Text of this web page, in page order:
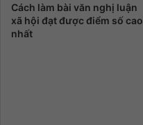
Cách làm bài văn nghị luận
xã hội đạt được điểm số cao
nhất